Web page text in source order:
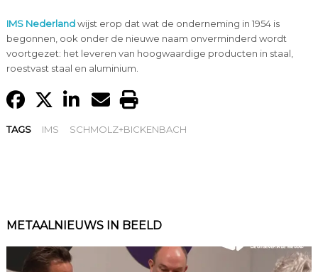
IMS Nederlandwijst erop dat wat de onderneming in 1954 is
begonnen, ook onder de nieuwe naam onverminderd wordt
voortgezet: het leveren van hoogwaardige producten in staal,
roestvast staal en aluminium.
TAGS IMS SCHMOLZ+BICKENBACH
METAALNIEUWS IN BEELD